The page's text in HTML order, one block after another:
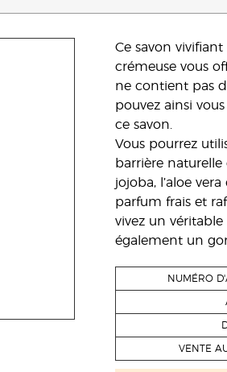
Ce savon
crémeuse vous
ne contient pas
pouvez ainsi
ce savon.
Vous pourrez
barrière naturelle
jojoba, l’aloe
parfum frais et
vivez un
également un
NUMÉRO
VENTE